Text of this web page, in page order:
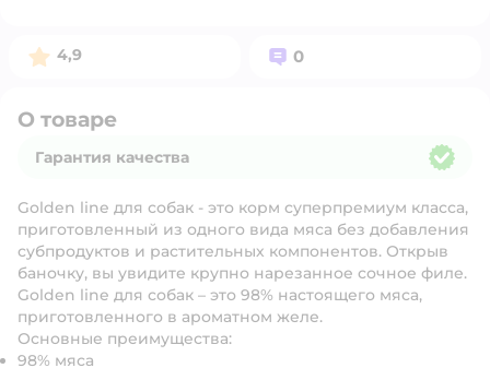
Рейтинг:
4,9 Вопросов:
0
О товаре
Гарантия качества
Golden line для собак - это корм суперпремиум класса,
приготовленный из одного вида мяса без добавления
субпродуктов и растительных компонентов. Открыв
баночку, вы увидите крупно нарезанное сочное филе.
Golden line для собак – это 98% настоящего мяса,
приготовленного в ароматном желе.
Основные преимущества:
98% мяса